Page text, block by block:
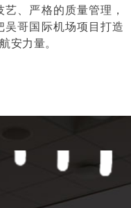
、严格的质量管理，
哥国际机场项目打造
安力量。